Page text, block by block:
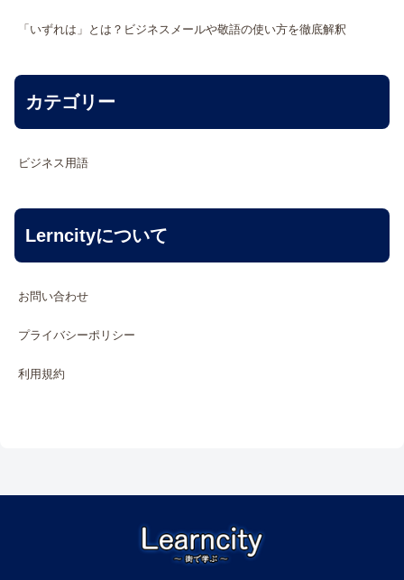
「いずれは」とは？ビジネスメールや敬語の使い方を徹底解釈
カテゴリー
ビジネス用語
Lerncityについて
お問い合わせ
プライバシーポリシー
利用規約